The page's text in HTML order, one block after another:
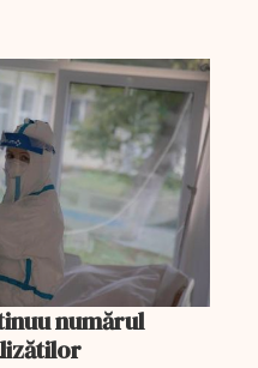
deloc bune.
numărul